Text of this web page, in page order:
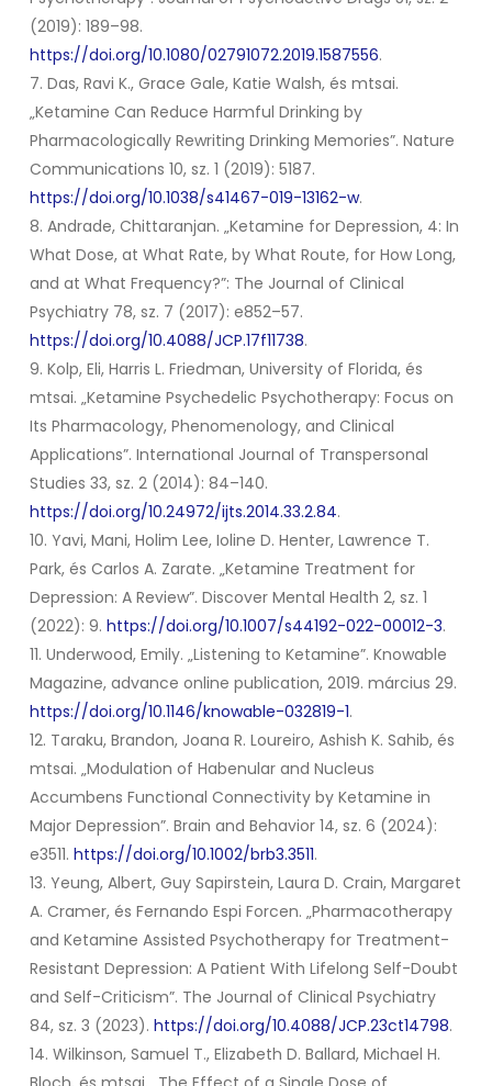
(2019): 189–98.
https://doi.org/10.1080/02791072.2019.1587556.
7. Das, Ravi K., Grace Gale, Katie Walsh, és mtsai.
„Ketamine Can Reduce Harmful Drinking by
Pharmacologically Rewriting Drinking Memories”. Nature
Communications 10, sz. 1 (2019): 5187.
https://doi.org/10.1038/s41467-019-13162-w.
8. Andrade, Chittaranjan. „Ketamine for Depression, 4: In
What Dose, at What Rate, by What Route, for How Long,
and at What Frequency?”: The Journal of Clinical
Psychiatry78, sz. 7 (2017): e852–57.
https://doi.org/10.4088/JCP.17f11738.
9. Kolp, Eli, Harris L. Friedman, University of Florida, és
mtsai. „Ketamine Psychedelic Psychotherapy: Focus on
Its Pharmacology, Phenomenology, and Clinical
Applications”. International Journal of Transpersonal
Studies 33, sz. 2 (2014): 84–140.
https://doi.org/10.24972/ijts.2014.33.2.84.
10. Yavi, Mani, Holim Lee, Ioline D. Henter, Lawrence T.
Park, és Carlos A. Zarate. „Ketamine Treatment for
Depression: A Review”. Discover Mental Health 2, sz. 1
(2022): 9. https://doi.org/10.1007/s44192-022-00012-3.
11. Underwood, Emily. „Listening to Ketamine”. Knowable
Magazine, advance online publication, 2019. március 29.
https://doi.org/10.1146/knowable-032819-1.
12. Taraku, Brandon, Joana R. Loureiro, Ashish K. Sahib, és
mtsai. „Modulation of Habenular and Nucleus
Accumbens Functional Connectivity by Ketamine in
Major Depression”. Brain and Behavior14, sz. 6 (2024):
e3511. https://doi.org/10.1002/brb3.3511.
13. Yeung, Albert, Guy Sapirstein, Laura D. Crain, Margaret
A. Cramer, és Fernando Espi Forcen. „Pharmacotherapy
and Ketamine Assisted Psychotherapy for Treatment-
Resistant Depression: A Patient With Lifelong Self-Doubt
and Self-Criticism”. The Journal of Clinical Psychiatry
84, sz. 3 (2023). https://doi.org/10.4088/JCP.23ct14798.
14. Wilkinson, Samuel T., Elizabeth D. Ballard, Michael H.